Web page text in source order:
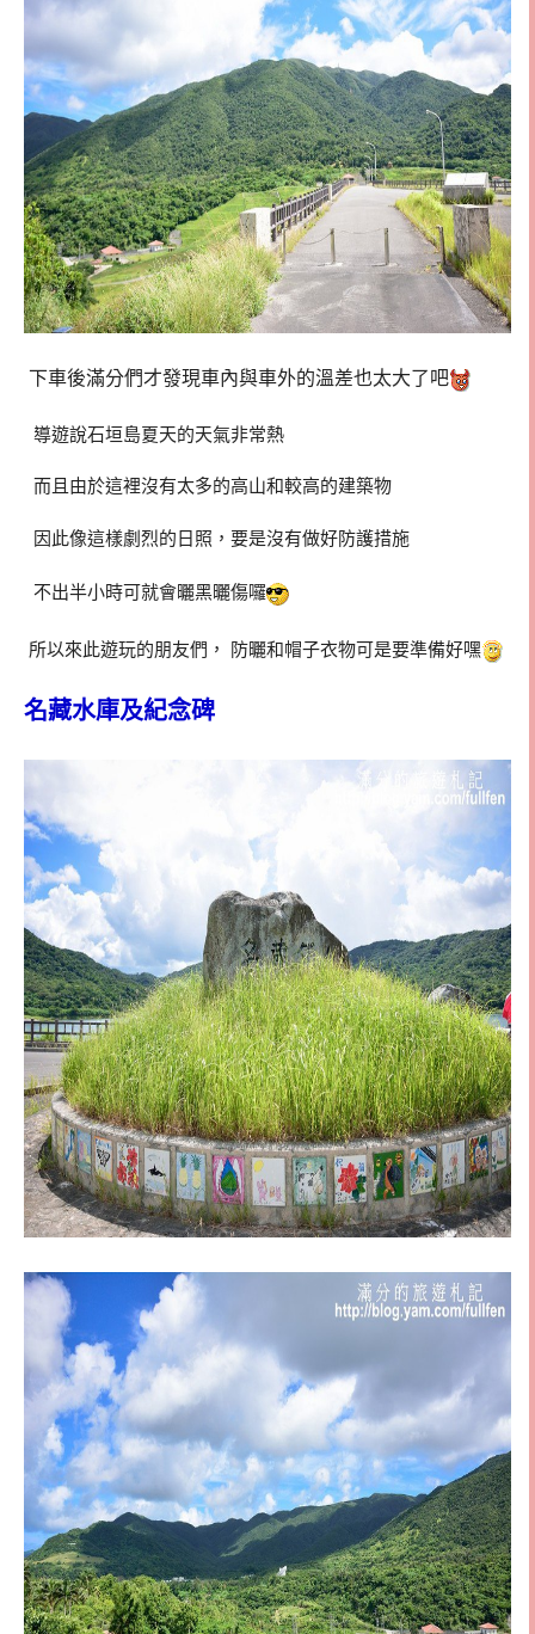
下車後滿分們才發現車內與車外的溫差也太大了吧
導遊說石垣島夏天的天氣非常熱
而且由於這裡沒有太多的高山和較高的建築物
因此像這樣劇烈的日照，要是沒有做好防護措施
不出半小時可就會曬黑曬傷囉
所以來此遊玩的朋友們， 防曬和帽子衣物可是要準備好嘿
名藏水庫及紀念碑